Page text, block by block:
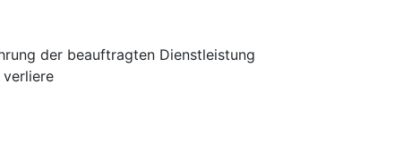
der beauftragten Dienstleistung